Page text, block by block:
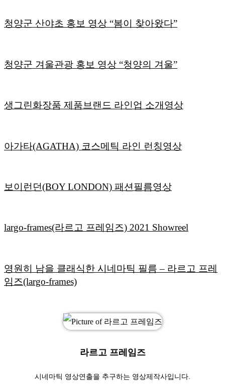
청양군 산야초 홍보 영상 “봄이 찾아왔다”
청양군 겨울관광 홍보 영상 “청양의 겨울”
생그린화장품 제품브랜드 라인업 소개영상
아가타(AGATHA) 코스메틱 라인 런칭영상
보이런던(BOY LONDON) 패션필름영상
largo-frames(라르고 프레임즈) 2021 Showreel
영원히 남을 클래식한 시네마틱 필름 – 라르고 프레
임즈(largo-frames)
라르고 프레임즈
시네마틱 영상연출을 추구하는 영상제작사입니다.